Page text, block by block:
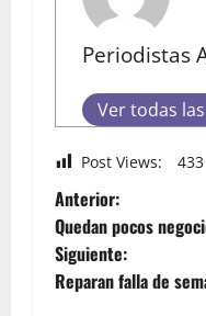
Periodistas
Ver todas
Post Views: 433
Anterior:
Quedan pocos
Siguiente:
Reparan falla de